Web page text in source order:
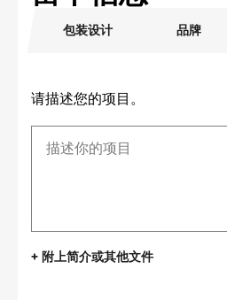
包装设计 品牌
请描述您的项目。
+ 附上简介或其他文件